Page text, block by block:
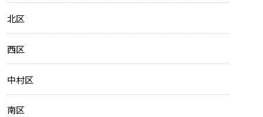
北区
西区
中村区
南区